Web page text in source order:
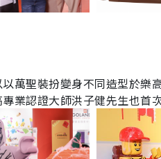
萬聖裝扮變身不同造型於樂
業認證大師洪子健先生也首